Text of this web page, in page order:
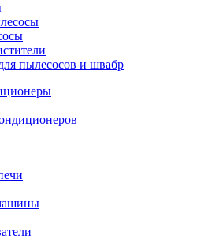
пылесосов и швабр